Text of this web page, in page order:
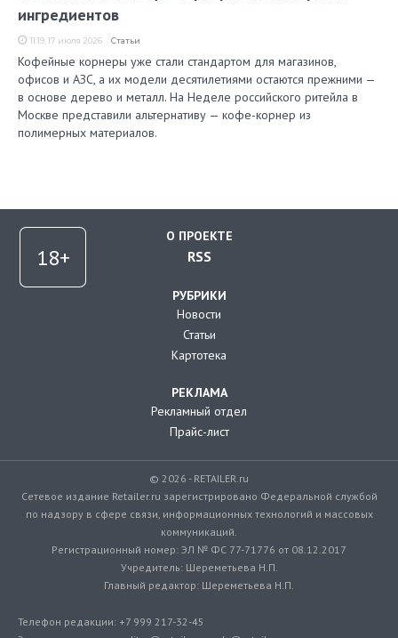
ингредиентов
11:19, 17 июля 2026 Статьи
Кофейные корнеры уже стали стандартом для магазинов,
офисов и АЗС, а их модели десятилетиями остаются прежними —
в основе дерево и металл. На Неделе российского ритейла в
Москве представили альтернативу — кофе-корнер из
полимерных материалов.
О ПРОЕКТЕ
RSS
РУБРИКИ
Новости
Статьи
Картотека
РЕКЛАМА
Рекламный отдел
Прайс-лист
© 2026 - RETAILER.ru
Сетевое издание Retailer.ru зарегистрировано Федеральной службой
по надзору в сфере связи, информационных технологий и массовых
коммуникаций.
Регистрационный номер: ЭЛ № ФС 77-71776 от 08.12.2017
Учредитель: Шереметьева Н.П.
Главный редактор: Шереметьева Н.П.
Телефон редакции: +7 999 217-32-45